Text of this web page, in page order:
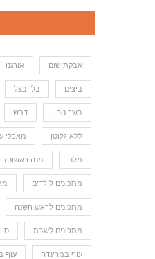
אבקת שום אורגנו
ביצים בלי בצל
בשר טחון דבש
ללא גלוטן מאכלי
מלח מנה ראשונה
מתכונים לילדים
מתכונים לראש השנה
מתכונים לשבת
עוף במרינדה עוף